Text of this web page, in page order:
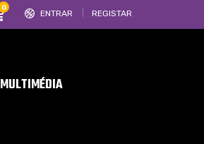
ENTRAR REGISTAR
0
MULTIMÉDIA